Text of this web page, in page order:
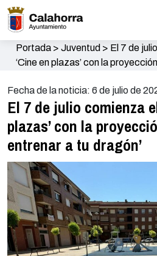
Portada> Juventud > El 7 de
‘Cine en plazas’ con la
Fecha de la noticia: 6 de julio de
El 7 de julio comienza
plazas’ con la
entrenar a tu dragón’